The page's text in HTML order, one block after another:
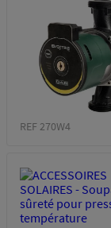
REF 270W4